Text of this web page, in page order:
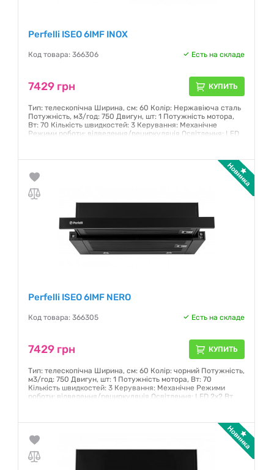
Perfelli ISEO 6IMF INOX
Код товара: 366306 Есть на складе
7429 грн КУПИТЬ
Тип: телескопічна Ширина, см: 60 Колір: Нержавіюча сталь
Потужність, м3/год: 750 Двигун, шт: 1 Потужність мотора,
Вт: 70 Кількість швидкостей: 3 Керування: Механічне
Режими роботи: відведення/рециркуляція Освітлення: LED
Гарантия:12 месяцев
Perfelli ISEO 6IMF NERO
Код товара: 366305 Есть на складе
7429 грн КУПИТЬ
Тип: телескопічна Ширина, см: 60 Колір: чорний Потужність,
м3/год: 750 Двигун, шт: 1 Потужність мотора, Вт: 70
Кількість швидкостей: 3 Керування: Механічне Режими
роботи: відведення/рециркуляція Освітлення: LED 2x2 Вт
Гарантия:12 месяцев